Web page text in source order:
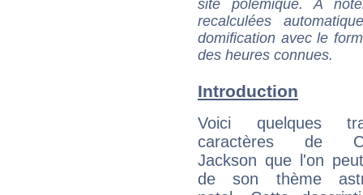
site polémique. A
recalculées
domification avec le
des heures connues.
Introduction
Voici quelques
caractères de
Jackson que l'on
de son thème